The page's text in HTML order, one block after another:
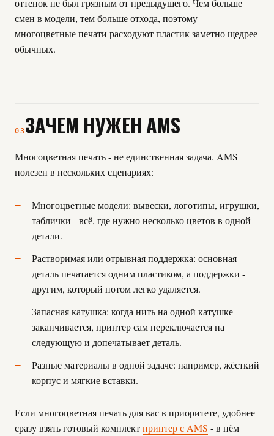
оттенок не был грязным от предыдущего. Чем больше
смен в модели, тем больше отхода, поэтому
многоцветные печати расходуют пластик заметно щедрее
обычных.
03ЗАЧЕМ НУЖЕН AMS
Многоцветная печать - не единственная задача. AMS
полезен в нескольких сценариях:
Многоцветные модели: вывески, логотипы, игрушки,
таблички - всё, где нужно несколько цветов в одной
детали.
Растворимая или отрывная поддержка: основная
деталь печатается одним пластиком, а поддержки -
другим, который потом легко удаляется.
Запасная катушка: когда нить на одной катушке
заканчивается, принтер сам переключается на
следующую и допечатывает деталь.
Разные материалы в одной задаче: например, жёсткий
корпус и мягкие вставки.
Если многоцветная печать для вас в приоритете, удобнее
сразу взять готовый комплектпринтер с AMS - в нём